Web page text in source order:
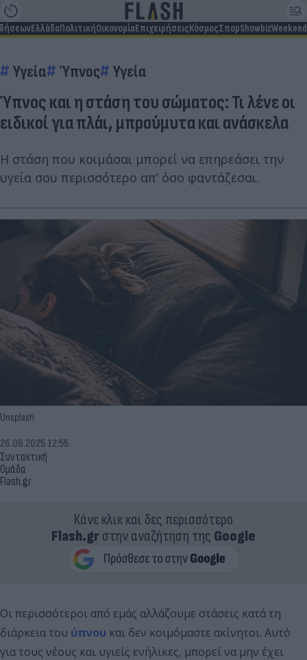
ΕλλάδαΠολιτικήΟικονομίαΕπιχειρήσειςΚόσμοςΣπορShowbizWeekend
Υγεία Ύπνος Υγεία
Ύπνος και η στάση του σώματος: Τι λένε οι
ειδικοί για πλάι, μπρούμυτα και ανάσκελα
Η στάση που κοιμάσαι μπορεί να επηρεάσει την
υγεία σου περισσότερο απ’ όσο φαντάζεσαι.
Unsplash
Συντακτική
Ομάδα
Flash.gr
26.06.2025 12:55
Κάνε κλικ και δες περισσότερο
Flash.grστην αναζήτηση της Google
Οι περισσότεροι από εμάς αλλάζουμε στάσεις κατά τη
διάρκεια του ύπνου και δεν κοιμόμαστε ακίνητοι. Αυτό
για τους νέους και υγιείς ενήλικες, μπορεί να μην έχει